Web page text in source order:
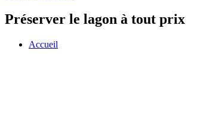
Préserver le lagon à tout prix
Accueil